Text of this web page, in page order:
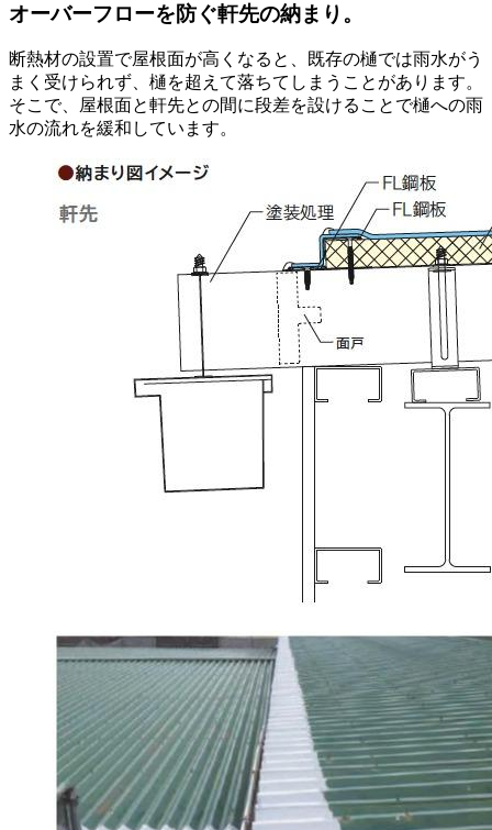
オーバーフローを防ぐ軒先の納まり。
断熱材の設置で屋根面が高くなると、既存の樋では雨水がう
まく受けられず、樋を超えて落ちてしまうことがあります。
そこで、屋根面と軒先との間に段差を設けることで樋への雨
水の流れを緩和しています。